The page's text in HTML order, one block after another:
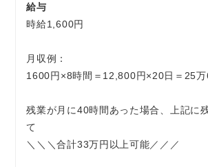
給与
時給1,600円
月収例：
1600円×8時間＝12,800円×20日＝25
残業が月に40時間あった場合、上記に
て
＼＼＼合計33万円以上可能／／／